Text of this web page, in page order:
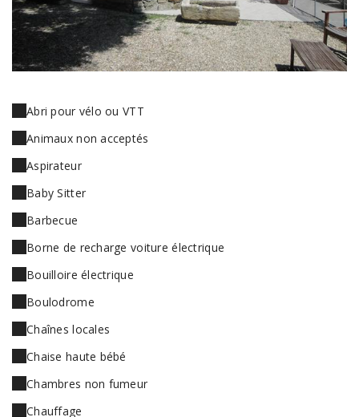
Abri pour vélo ou VTT
Animaux non acceptés
Aspirateur
Baby Sitter
Barbecue
Borne de recharge voiture électrique
Bouilloire électrique
Boulodrome
Chaînes locales
Chaise haute bébé
Chambres non fumeur
Chauffage